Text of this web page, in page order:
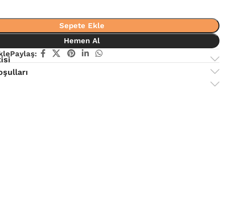
Sepete Ekle
Hemen Al
Paylaş: